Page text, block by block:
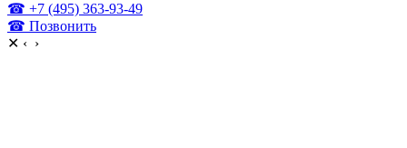
☎ +7 (495) 363-93-49
☎ Позвонить
✕ ‹ ›